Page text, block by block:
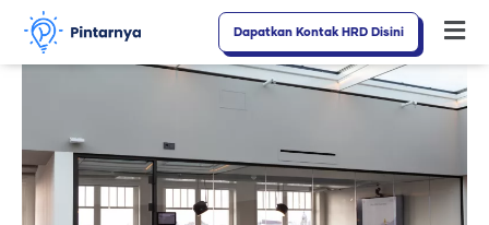
Lewati
Dapatkan Kontak HRD Disini